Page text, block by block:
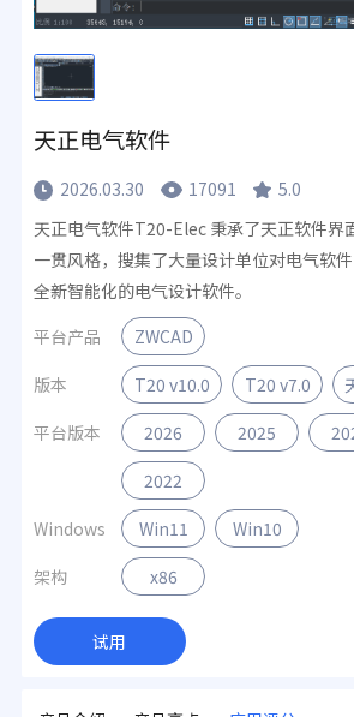
天正电气软件
2026.03.30
17091
5.0
天正电气软件T20-Elec 秉承了天正软件界
一贯风格，搜集了大量设计单位对电气软
全新智能化的电气设计软件。
平台产品
ZWCAD
版本
T20 v10.0 T20 v7.0
平台版本
2026 2025
2022
Windows
Win11
Win10
架构
x86
试用